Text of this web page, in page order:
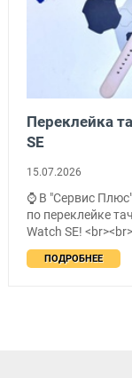
Переклейка
SE
15.07.2026
⌚ В "Сервис
по переклейке
Watch SE!
ПОДРОБНЕЕ